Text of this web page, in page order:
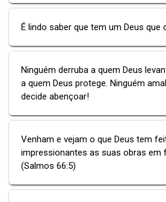
É lindo saber que tem um Deus que
Ninguém derruba a quem Deus
a quem Deus protege. Ninguém
decide abençoar!
Venham e vejam o que Deus tem
impressionantes as suas obras em
(Salmos 66:5)